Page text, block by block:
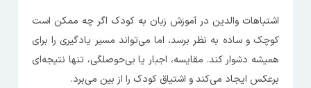
اشتباهات والدین در آموزش زبان به کودک اگر چه ممکن است
کوچک و ساده به نظر برسد، اما می‌تواند مسیر یادگیری را برای
همیشه دشوار کند. مقایسه، اجبار یا بی‌حوصلگی، تنها نتیجه‌ای
برعکس ایجاد می‌کند و اشتیاق کودک را از بین می‌برد.